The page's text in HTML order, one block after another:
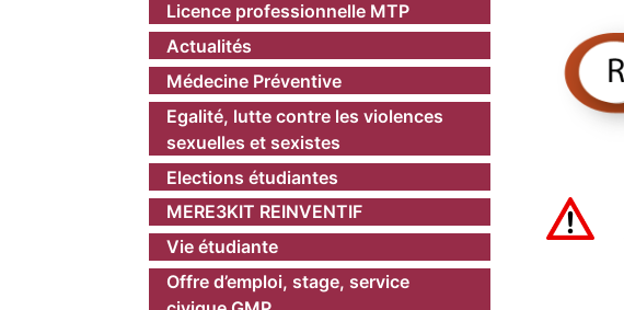
Licence professionnelle MTP
Actualités
Médecine Préventive
Egalité, lutte contre les violences
sexuelles et sexistes
Elections étudiantes
MERE3KIT REINVENTIF
Vie étudiante
Offre d’emploi, stage, service